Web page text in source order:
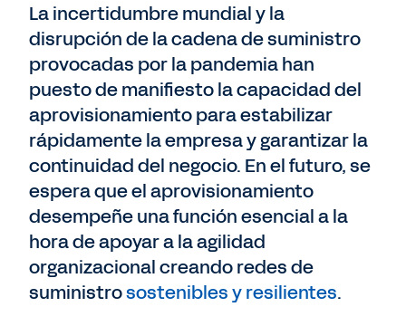
La incertidumbre mundial y la
disrupción de la cadena de suministro
provocadas por la pandemia han
puesto de manifiesto la capacidad del
aprovisionamiento para estabilizar
rápidamente la empresa y garantizar la
continuidad del negocio. En el futuro, se
espera que el aprovisionamiento
desempeñe una función esencial a la
hora de apoyar a la agilidad
organizacional creando redes de
suministrosostenibles y resilientes.